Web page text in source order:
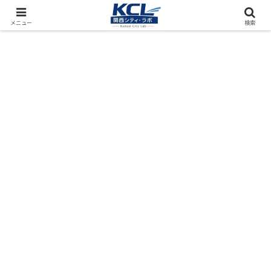
都市再開発をフィールド調査（累計アクセス数4000万PV）
メニュー 検索